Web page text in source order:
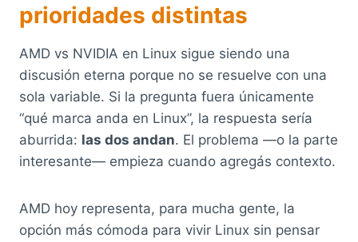
prioridades distintas
AMD vs NVIDIA en Linux sigue siendo una
discusión eterna porque no se resuelve con una
sola variable. Si la pregunta fuera únicamente
“qué marca anda en Linux”, la respuesta sería
aburrida: las dos andan. El problema —o la parte
interesante— empieza cuando agregás contexto.
AMD hoy representa, para mucha gente, la
opción más cómoda para vivir Linux sin pensar